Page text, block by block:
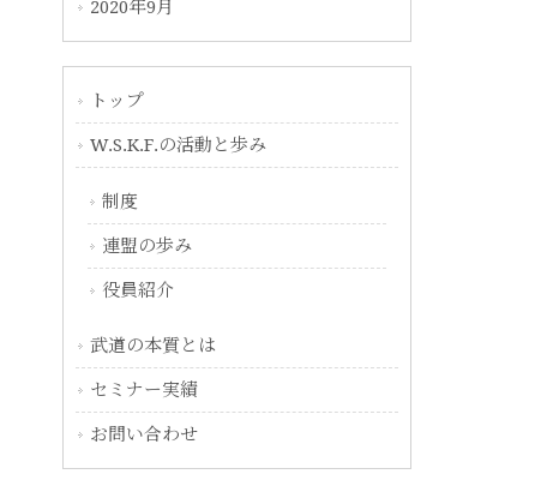
2020年9月
トップ
W.S.K.F.の活動と歩み
制度
連盟の歩み
役員紹介
武道の本質とは
セミナー実績
お問い合わせ